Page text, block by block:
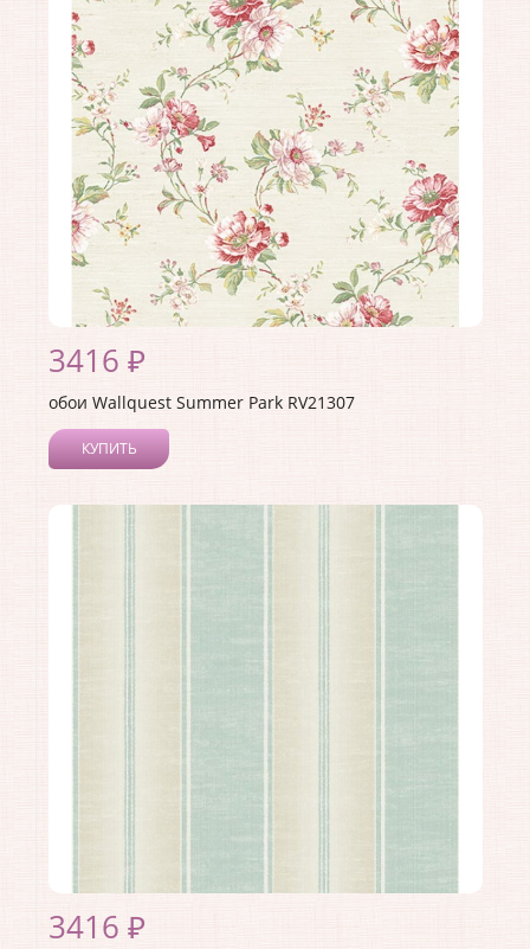
Материал покрытия:Акриловое
Страна:
Германия
Материал основы:Бумага
Раппорт:
3416 ₽
обои Wallquest Summer Park RV21307
КУПИТЬ
Коллекция:Summer Park
3416 ₽